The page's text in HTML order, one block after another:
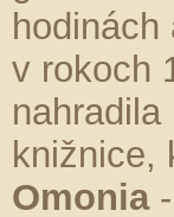
v rokoch
knižnice,
Omonia